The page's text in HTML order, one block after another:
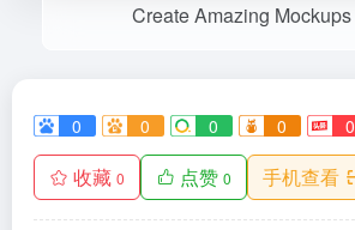
Create Amazing Mockups
0 0 0 0 0
收藏 0 点赞 0 手机查看